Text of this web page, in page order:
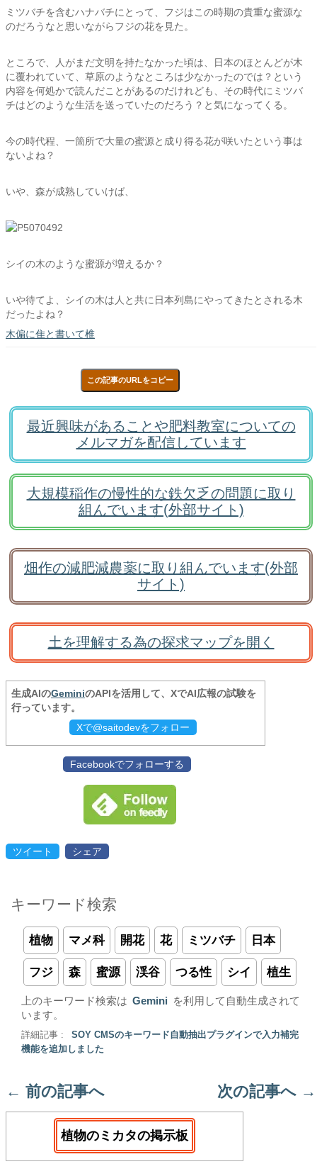
ミツバチを含むハナバチにとって、フジはこの時期の貴重な蜜源な
のだろうなと思いながらフジの花を見た。
ところで、人がまだ文明を持たなかった頃は、日本のほとんどが木
に覆われていて、草原のようなところは少なかったのでは？という
内容を何処かで読んだことがあるのだけれども、その時代にミツバ
チはどのような生活を送っていたのだろう？と気になってくる。
今の時代程、一箇所で大量の蜜源と成り得る花が咲いたという事は
ないよね？
いや、森が成熟していけば、
シイの木のような蜜源が増えるか？
いや待てよ、シイの木は人と共に日本列島にやってきたとされる木
だったよね？
木偏に隹と書いて椎
この記事のURLをコピー
最近興味があることや肥料教室についての
メルマガを配信しています
大規模稲作の慢性的な鉄欠乏の問題に取り
組んでいます(外部サイト)
畑作の減肥減農薬に取り組んでいます(外部
サイト)
土を理解する為の探求マップを開く
生成AIのGeminiのAPIを活用して、XでAI広報の試験を
行っています。
Xで@saitodevをフォロー
Facebookでフォローする
ツイート シェア
キーワード検索
植物 マメ科 開花 花 ミツバチ 日本
フジ 森 蜜源 渓谷 つる性 シイ 植生
上のキーワード検索は Gemini
を利用して自動生成されて
います。
詳細記事 :
SOY CMSのキーワード自動抽出プラグインで入力補完
機能を追加しました
← 前の記事へ 次の記事へ →
植物のミカタの掲示板